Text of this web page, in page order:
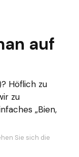
auf
Höflich zu
zu
„Bien,
Sie sich die